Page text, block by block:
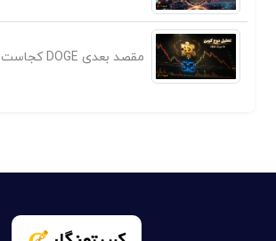
مقصد بعدی DOGE کجاست؟